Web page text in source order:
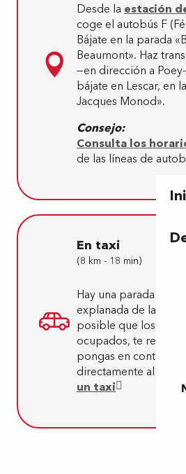
Desde la estación
coge el autobús F
Bájate en la parada
Beaumont». Haz
—en dirección a
bájate en Lescar, en
Jacques Monod».
Consejo:
Consulta los
de las líneas de
En taxi
(8 km - 18 min)
Hay una parada de
explanada de la
posible que los
ocupados, te
pongas en contacto
directamente al llegar:
un taxi